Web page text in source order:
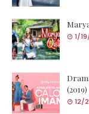
1/
(2019)
12/